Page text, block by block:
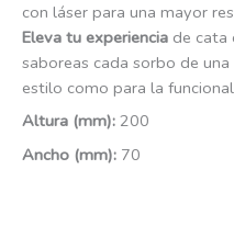
con láser para una mayor
Eleva tu experiencia de cata
saboreas cada sorbo de
estilo como para la
Altura (mm): 200
Ancho (mm): 70